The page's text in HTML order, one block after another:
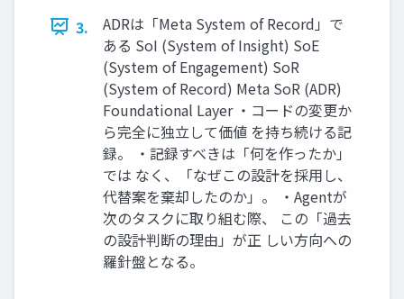
3.
ADRは「Meta System of Record」で
ある SoI (System of Insight) SoE
(System of Engagement) SoR
(System of Record) Meta SoR (ADR)
Foundational Layer ・コードの変更か
ら完全に独立して価値 を持ち続ける記
録。 ・記録すべきは「何を作ったか」
では なく、「なぜこの設計を採用し、
代替案を棄却したのか」。 ・Agentが
次のタスクに取り組む際、 この「過去
の設計判断の理由」が正 しい方向への
羅針盤となる。